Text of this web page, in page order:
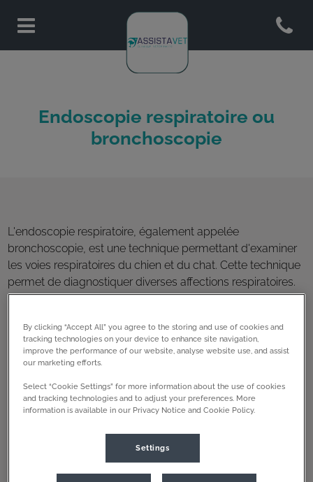
Page d'accueil de Assistavet
Open
Endoscopie respiratoire ou
bronchoscopie
L'endoscopie respiratoire, également appelée
bronchoscopie, est une technique permettant d'examiner
les voies respiratoires du chien et du chat. Cette technique
permet de diagnostiquer diverses affections respiratoires.
Toux persistante,
Difficultés respiratoires,
Infections chroniques,
Corps étrangers inhalés
By clicking “Accept All” you agree to the storing and use of cookies and
tracking technologies on your device to enhance site navigation,
improve the performance of our website, analyse website use, and assist
our marketing efforts.
Select “Cookie Settings” for more information about the use of cookies
and tracking technologies and to adjust your preferences. More
information is available in our Privacy Notice and Cookie Policy.
Settings